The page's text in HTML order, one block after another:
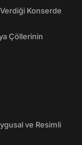
Konserde
Çöllerinin
ve Resimli